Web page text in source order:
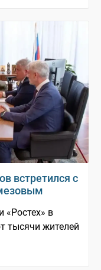
встретился с
«Ростех» в
тысячи жителей